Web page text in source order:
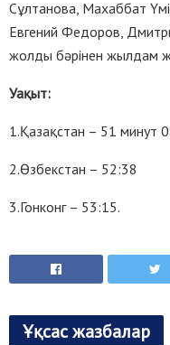
Сұлтанова, Махаббат
Евгений Федоров,
жолды бәрінен жылдам
Уақыт:
1.Қазақстан – 51 минут
2.Өзбекстан – 52:38
3.Гонконг – 53:15.
Ұқсас жазбалар